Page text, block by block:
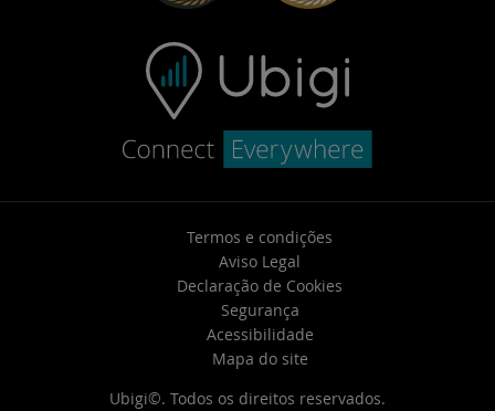
Termos e condições
Aviso Legal
Declaração de Cookies
Segurança
Acessibilidade
Mapa do site
Ubigi©. Todos os direitos reservados.